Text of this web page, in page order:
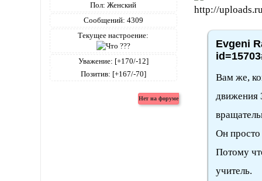
Пол: Женский
Сообщений: 4309
Текущее настроение:
Уважение: [+170/-12]
Позитив: [+167/-70]
Evgeni
Вам же,
Он
Потому
учитель.